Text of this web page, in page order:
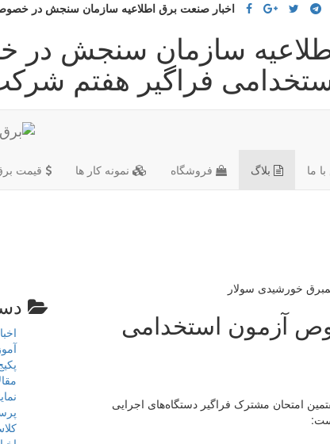
اخبار صنعت برق اطلاعیه سازمان سنجش در
سازمان سنجش
فراگیر هفتم
قیمت نمونه کار ها فروشگاه بلاگ ما
آزمون استخدامی
امتحان مشترک فراگیر دستگاه‌های اجرایی